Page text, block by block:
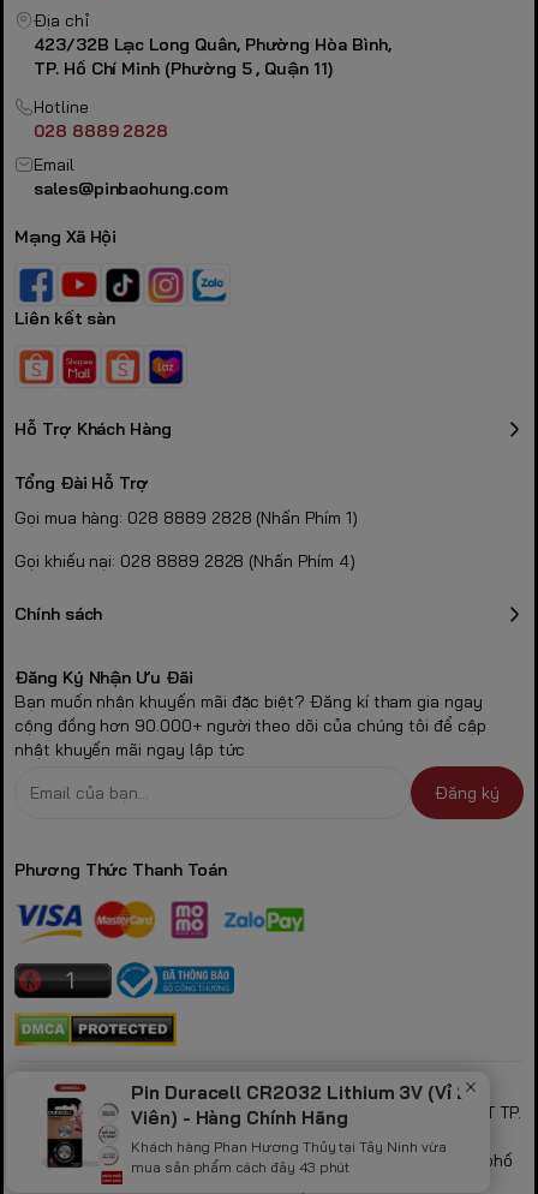
Địa chỉ
423/32B Lạc Long Quân, Phường Hòa Bình,
TP. Hồ Chí Minh (Phường 5 , Quận 11)
Hotline
028 8889 2828
Email
sales@pinbaohung.com
Mạng Xã Hội
Liên kết sàn
Hỗ Trợ Khách Hàng
Tổng Đài Hỗ Trợ
Gọi mua hàng: 028 8889 2828 (Nhấn Phím 1)
Gọi khiếu nại: 028 8889 2828 (Nhấn Phím 4)
Chính sách
Đăng Ký Nhận Ưu Đãi
Bạn muốn nhận khuyến mãi đặc biệt? Đăng kí tham gia ngay
cộng đồng hơn 90.000+ người theo dõi của chúng tôi để cập
nhật khuyến mãi ngay lập tức
Đăng ký
Phương Thức Thanh Toán
CÔNG TY TNHH GAMING STORE
MST: 0317530856 theo GPKD số 0317530856 do sở KH & ĐT TP.
HCM cấp ngày 21/10/2022
Địa chỉ: 423/32B Lạc Long Quân, Phường Hòa Bình, Thành phố
Pin Duracell CR2032 Lithium 3V (Vỉ 2
Viên) - Hàng Chính Hãng
Khách hàng Phan Hương Thủy tại Tây Ninh vừa
mua sản phẩm cách đây 43 phút